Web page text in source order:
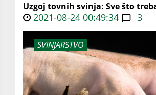
Uzgoj tovnih svinja: Sve što
2021-08-24 00:49:34 3
SVINJARSTVO